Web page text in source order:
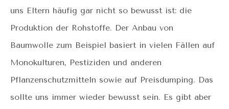
uns Eltern häufig gar nicht so bewusst ist: die
Produktion der Rohstoffe. Der Anbau von
Baumwolle zum Beispiel basiert in vielen Fällen auf
Monokulturen, Pestiziden und anderen
Pflanzenschutzmitteln sowie auf Preisdumping. Das
sollte uns immer wieder bewusst sein. Es gibt aber